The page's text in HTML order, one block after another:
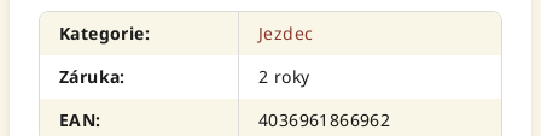
Kategorie:
Jezdec
Záruka:
2 roky
EAN: 4036961866962